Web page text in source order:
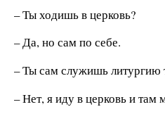
– Ты ходишь в церковь?
– Да, но сам по себе.
– Ты сам служишь литургию
– Нет, я иду в церковь и там